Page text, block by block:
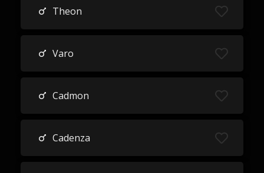
Theon
Varo
Cadmon
Cadenza